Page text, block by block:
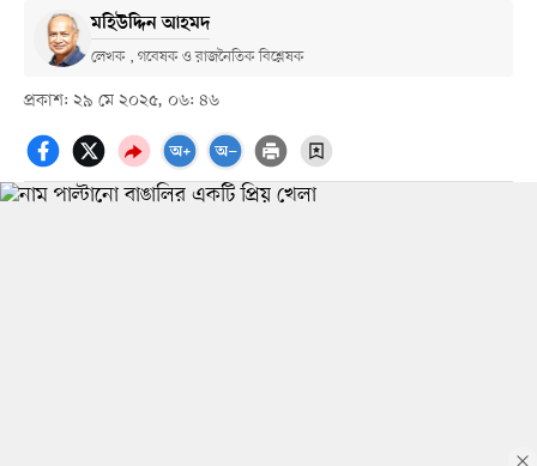
মহিউদ্দিন আহমদ
লেখক , গবেষক ও রাজনৈতিক বিশ্লেষক
প্রকাশ: ২৯ মে ২০২৫, ০৬: ৪৬